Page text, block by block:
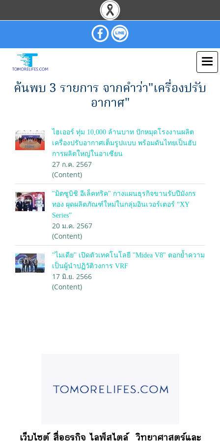
ค้นพบ 3 รายการ จากคำว่า"เครื่องปรับ
อากาศ"
ไฮเออร์ ทุ่ม 10,000 ล้านบาท ปักหมุดโรงงานผลิต
เครื่องปรับอากาศเต็มรูปแบบ พร้อมดันไทยเป็นฮับ
การผลิตใหญ่ในอาเซียน
27 ก.ค. 2567
(Content)
"มิตซูบิชิ อีเล็คทริค" กางแผนธุรกิจขานรับปีมังกร
ทอง ผุดผลิตภัณฑ์ใหม่ในกลุ่มอินเวอร์เตอร์ “XY
Series”
20 ม.ค. 2567
(Content)
"ไมเดีย" เปิดตัวเทคโนโลยี "Midea V8" ตอกย้ำความ
เป็นผู้นำปฏิวัติวงการ VRF
17 มิ.ย. 2566
(Content)
เว็บไซต์ สื่อธุรกิจไลฟ์สไตล์ วิทยาศาสตร์และ